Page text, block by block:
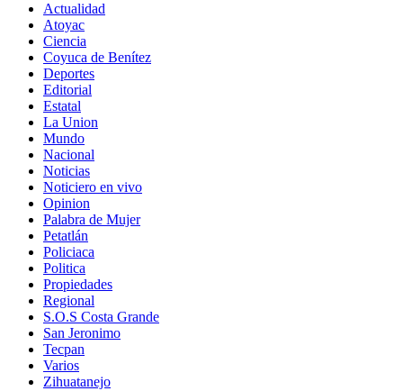
Actualidad
Atoyac
Ciencia
Coyuca de Benítez
Deportes
Editorial
Estatal
La Union
Mundo
Nacional
Noticias
Noticiero en vivo
Opinion
Palabra de Mujer
Petatlán
Policiaca
Politica
Propiedades
Regional
S.O.S Costa Grande
San Jeronimo
Tecpan
Varios
Zihuatanejo